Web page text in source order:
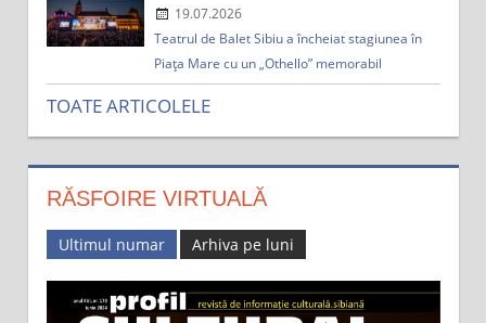
19.07.2026
Teatrul de Balet Sibiu a încheiat stagiunea în
Piața Mare cu un „Othello” memorabil
TOATE ARTICOLELE
RĂSFOIRE VIRTUALĂ
Ultimul numar Arhiva pe luni